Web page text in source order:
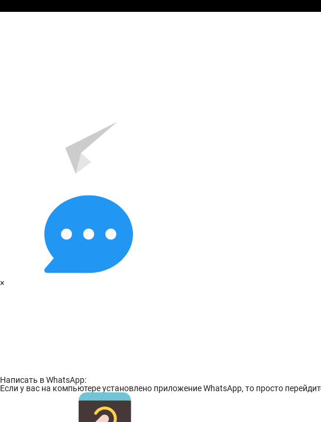
×
Написать в WhatsApp:
Если у вас на компьютере установлено приложение WhatsApp, то просто